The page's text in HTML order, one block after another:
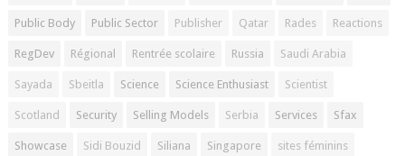
Public Body Public Sector Publisher Qatar Rades Reactions
RegDev Régional Rentrée scolaire Russia Saudi Arabia
Sayada Sbeitla Science Science Enthusiast Scientist
Scotland Security Selling Models Serbia Services Sfax
Showcase Sidi Bouzid Siliana Singapore sites féminins